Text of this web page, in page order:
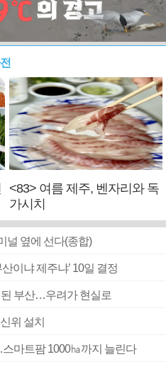
<83> 여름 제주, 벤자리와 독
가시치
널 옆에 선다(종합)
이냐 제주냐’ 10일 결정
된 부산…우려가 현실로
위 설치
스마트팜 1000㏊까지 늘린다